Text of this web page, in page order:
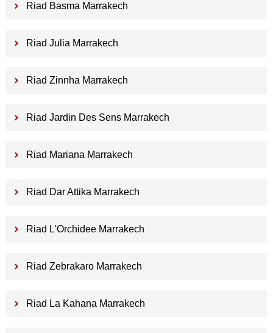
Riad Basma Marrakech
Riad Julia Marrakech
Riad Zinnha Marrakech
Riad Jardin Des Sens Marrakech
Riad Mariana Marrakech
Riad Dar Attika Marrakech
Riad L’Orchidee Marrakech
Riad Zebrakaro Marrakech
Riad La Kahana Marrakech